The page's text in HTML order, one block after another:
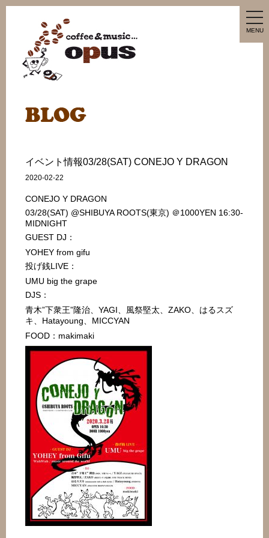
MENU
イベント情報03/28(SAT) CONEJO Y DRAGON
2020-02-22
CONEJO Y DRAGON
03/28(SAT) @SHIBUYA ROOTS(東京) ＠1000YEN 16:30-
MIDNIGHT
GUEST DJ：
YOHEY from gifu
投げ銭LIVE：
UMU big the grape
DJS：
青木”下衆王”隆治、YAGI、風祭堅太、ZAKO、はるスズ
キ、Hatayoung、MICCYAN
FOOD：makimaki